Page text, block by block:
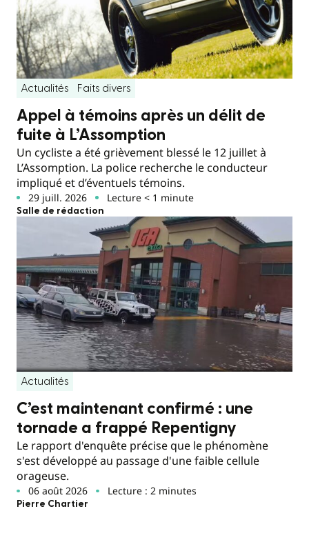
Actualités Faits divers
Appel à témoins après un délit de
fuite à L’Assomption
Un cycliste a été grièvement blessé le 12 juillet à
L’Assomption. La police recherche le conducteur
impliqué et d’éventuels témoins.
29 juill. 2026 Lecture < 1 minute
Salle de rédaction
Actualités
C’est maintenant confirmé : une
tornade a frappé Repentigny
Le rapport d'enquête précise que le phénomène
s'est développé au passage d'une faible cellule
orageuse.
06 août 2026 Lecture : 2 minutes
Pierre Chartier